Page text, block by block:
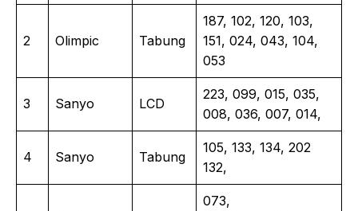
2 Olimpic Tabung
187, 102, 120, 103,
151, 024, 043, 104,
053
3 Sanyo LCD
223, 099, 015, 035,
008, 036, 007, 014,
4 Sanyo Tabung
105, 133, 134, 202
132,
073,